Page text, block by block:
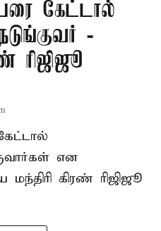
கேட்டால்
-
ரிஜிஜூ
என
கிரண் ரிஜிஜூ